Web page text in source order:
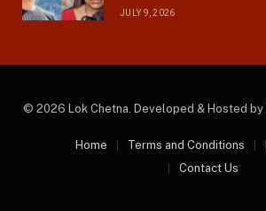
JULY 9, 2026
© 2026 Lok Chetna. Developed & Hosted by
Home Terms and Conditions
Contact Us